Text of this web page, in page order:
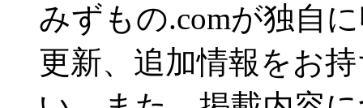
みずもの.comが独自
更新、追加情報をお